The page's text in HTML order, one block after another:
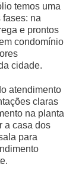
temos uma
na
e prontos
condomínio
cidade.
atendimento
claras
na planta
a casa dos
para